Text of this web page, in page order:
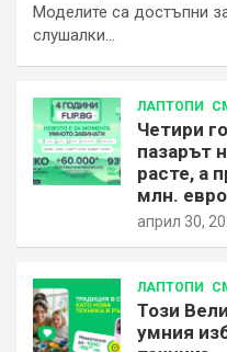
Моделите са достъпни
слушалки…
ЛАПТОПИ
Четири
пазарът
расте, а
млн. евро
април 30,
ЛАПТОПИ
Този
умния